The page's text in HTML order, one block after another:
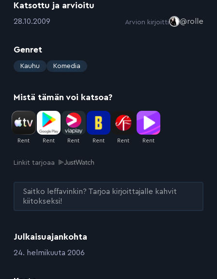
Julkaisuajankohta
:24. helmikuuta 2006
Katsottu ja arvioitu
:28.10.2009 Arvion kirjoitti @rolle
Genret
: Kauhu Komedia
Mistä tämän voi katsoa?
Linkit tarjoaa
Saitko leffavinkin? Tarjoa kirjoittajalle kahvit
kiitokseksi!